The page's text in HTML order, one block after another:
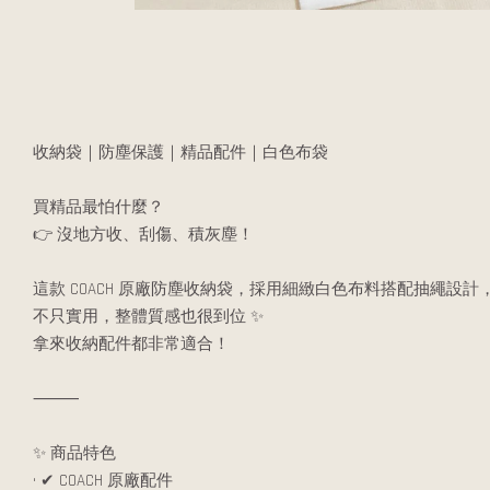
收納袋｜防塵保護｜精品配件｜白色布袋
買精品最怕什麼？
👉 沒地方收、刮傷、積灰塵！
這款 COACH 原廠防塵收納袋，採用細緻白色布料搭配抽繩設計
不只實用，整體質感也很到位 ✨
拿來收納配件都非常適合！
⸻
✨ 商品特色
• ✔ COACH 原廠配件